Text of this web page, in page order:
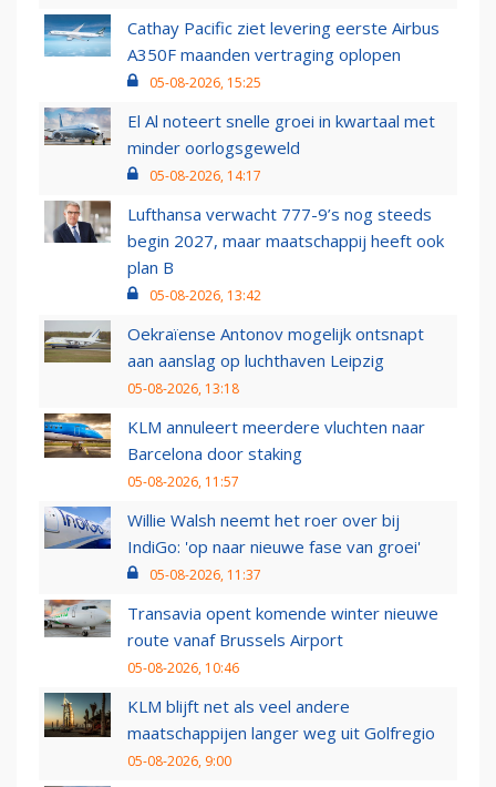
Cathay Pacific ziet levering eerste Airbus
A350F maanden vertraging oplopen
05-08-2026, 15:25
El Al noteert snelle groei in kwartaal met
minder oorlogsgeweld
05-08-2026, 14:17
Lufthansa verwacht 777-9’s nog steeds
begin 2027, maar maatschappij heeft ook
plan B
05-08-2026, 13:42
Oekraïense Antonov mogelijk ontsnapt
aan aanslag op luchthaven Leipzig
05-08-2026, 13:18
KLM annuleert meerdere vluchten naar
Barcelona door staking
05-08-2026, 11:57
Willie Walsh neemt het roer over bij
IndiGo: 'op naar nieuwe fase van groei'
05-08-2026, 11:37
Transavia opent komende winter nieuwe
route vanaf Brussels Airport
05-08-2026, 10:46
KLM blijft net als veel andere
maatschappijen langer weg uit Golfregio
05-08-2026, 9:00